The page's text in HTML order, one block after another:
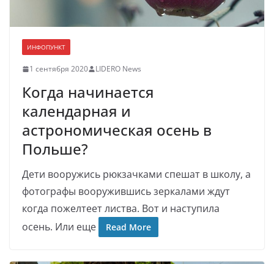
ИНФОПУНКТ
1 сентября 2020 LIDERO News
Когда начинается
календарная и
астрономическая осень в
Польше?
Дети вооружись рюкзачками спешат в школу, а
фотографы вооружившись зеркалами ждут
когда пожелтеет листва. Вот и наступила
осень. Или еще
Read More